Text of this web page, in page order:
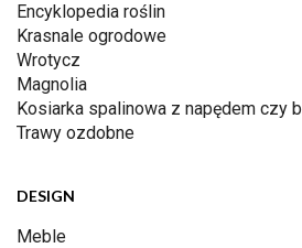
Encyklopedia roślin
Krasnale ogrodowe
Wrotycz
Magnolia
Kosiarka spalinowa z napędem czy
Trawy ozdobne
DESIGN
Meble